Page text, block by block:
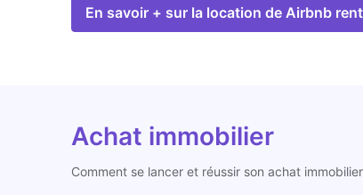
En savoir + sur la location de Airbnb
Achat immobilier
Comment se lancer et réussir son achat